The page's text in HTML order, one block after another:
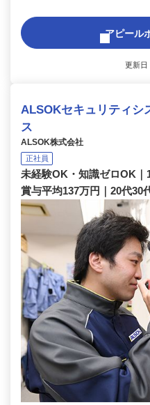
アピール
更新
ALSOKセキュリティシ
ス
ALSOK株式会社
正社員
未経験OK・知識ゼロOK｜
賞与平均137万円｜20代30